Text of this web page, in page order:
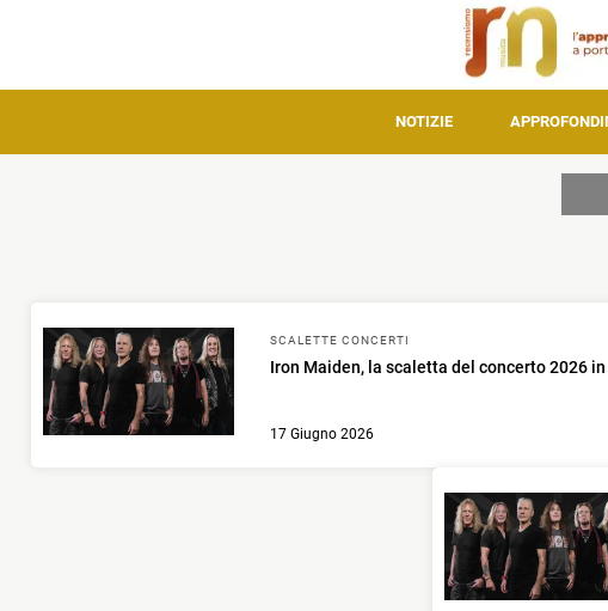
NOTIZIE
SCALETTE CONCERTI
Iron Maiden, la scaletta del concerto 2026
17 Giugno 2026